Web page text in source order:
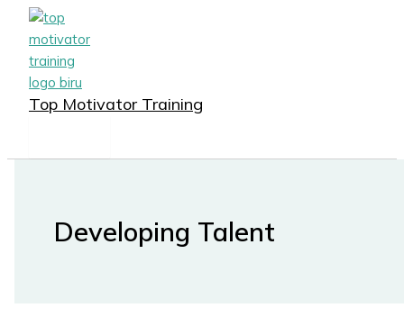
Lewati
konten
Top Motivator Training
MENU
Developing Talent